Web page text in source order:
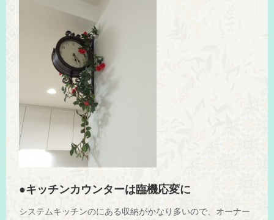
●キッチンカウンターは臨機応変に
システムキッチンのにある収納がかなり多いので、オーナー